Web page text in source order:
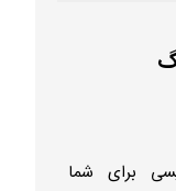
برای شما